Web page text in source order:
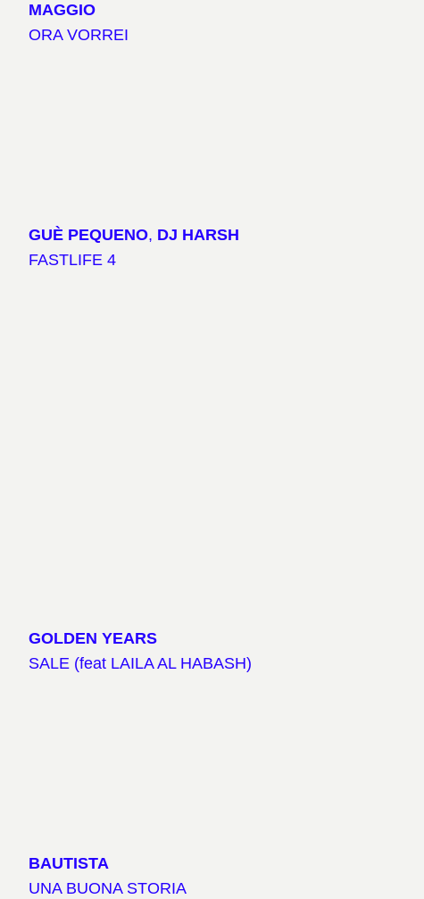
MAGGIO
ORA VORREI
GUÈ PEQUENO, DJ HARSH
FASTLIFE 4
GOLDEN YEARS
SALE (feat LAILA AL HABASH)
BAUTISTA
UNA BUONA STORIA